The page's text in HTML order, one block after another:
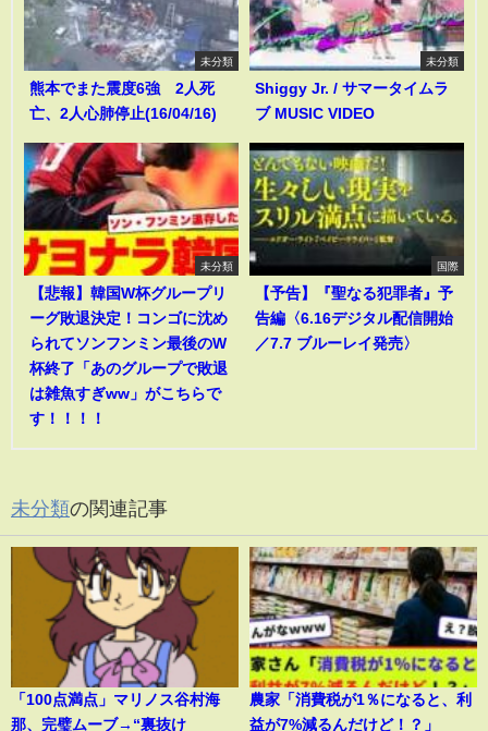
未分類
熊本でまた震度6強 2人死
亡、2人心肺停止(16/04/16)
未分類
Shiggy Jr. / サマータイムラ
ブ MUSIC VIDEO
未分類
【悲報】韓国W杯グループリ
ーグ敗退決定！コンゴに沈め
られてソンフンミン最後のW
杯終了「あのグループで敗退
は雑魚すぎww」がこちらで
す！！！！
国際
【予告】『聖なる犯罪者』予
告編〈6.16デジタル配信開始
／7.7 ブルーレイ発売〉
未分類の関連記事
「100点満点」マリノス谷村海
那、完璧ムーブ→“裏抜け
農家「消費税が1％になると、利
益が7%減るんだけど！？」